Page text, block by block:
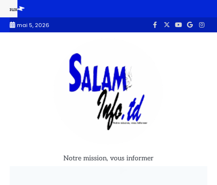
reprofilage des routes
mai 5, 2026
Notre mission, vous informer